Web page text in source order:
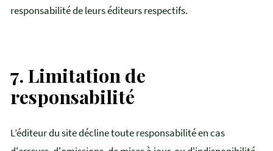
responsabilité de leurs éditeurs respectifs.
7.Limitation de
responsabilité
L’éditeur du site décline toute responsabilité en cas